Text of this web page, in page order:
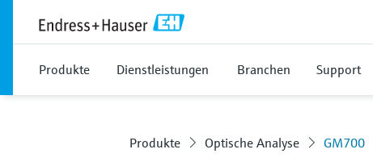
Produkte Dienstleistungen Branchen Support
Produkte Optische Analyse GM700